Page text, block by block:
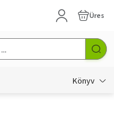
Üres
Könyv